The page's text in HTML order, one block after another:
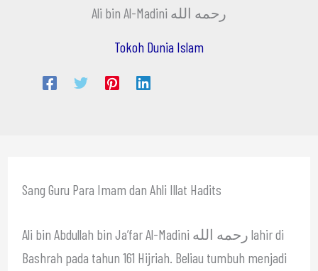
Ali bin Al-Madini رحمه الله
Tokoh Dunia Islam
Sang Guru Para Imam dan Ahli Illat Hadits
Ali bin Abdullah bin Ja’far Al-Madini رحمه الله lahir di
Bashrah pada tahun 161 Hijriah. Beliau tumbuh menjadi